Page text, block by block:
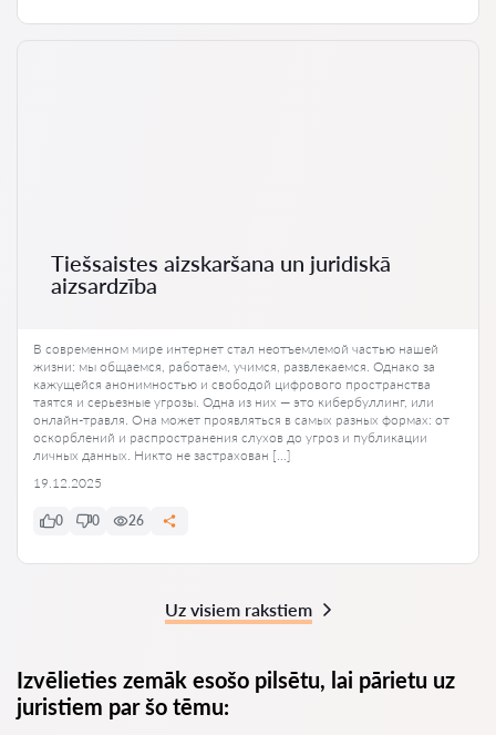
Tiešsaistes aizskaršana un juridiskā
aizsardzība
В современном мире интернет стал неотъемлемой частью нашей
жизни: мы общаемся, работаем, учимся, развлекаемся. Однако за
кажущейся анонимностью и свободой цифрового пространства
таятся и серьезные угрозы. Одна из них — это кибербуллинг, или
онлайн-травля. Она может проявляться в самых разных формах: от
оскорблений и распространения слухов до угроз и публикации
личных данных. Никто не застрахован […]
19.12.2025
0 0 26
Uz visiem rakstiem
Izvēlieties zemāk esošo pilsētu, lai pārietu uz
juristiem par šo tēmu: